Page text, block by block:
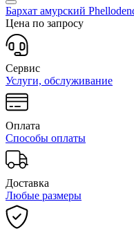
Бархат амурский
Цена по запросу
Сервис
Услуги, обслуживание
Оплата
Способы оплаты
Доставка
Любые размеры